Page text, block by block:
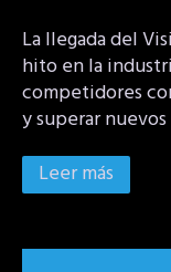
La llegada del
hito en la
competidores
y superar
Leer más